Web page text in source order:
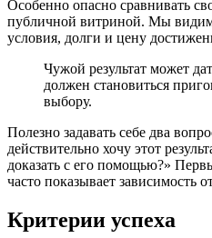
Особенно опасно сравнивать
публичной витриной. Мы видим
условия, долги и цену
Чужой результат может
должен становиться
выбору.
Полезно задавать себе два
действительно хочу этот
доказать с его помощью?»
часто показывает зависимость
Критерии успеха